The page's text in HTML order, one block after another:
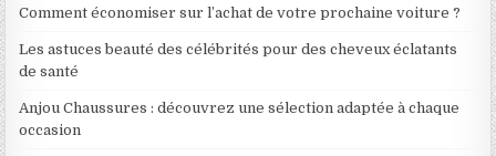
Comment économiser sur l’achat de votre prochaine voiture ?
Les astuces beauté des célébrités pour des cheveux éclatants
de santé
Anjou Chaussures : découvrez une sélection adaptée à chaque
occasion